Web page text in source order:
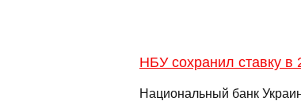
НБУ сохранил ставку в
Национальный банк